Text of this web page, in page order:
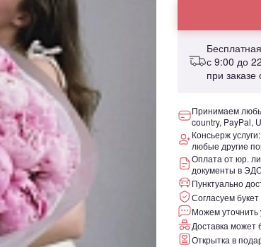
с 9:00 до
при заказе
Принимаем
country, PayPal,
Консьерж
любые другие
Оплата от юр.
документы в
Пунктуально
Согласуем
Можем уточнить
Доставка может
Открытка в